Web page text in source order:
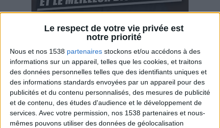
Le respect de votre vie privée est
notre priorité
Nous et nos 1538 partenaires stockons et/ou accédons à des
informations sur un appareil, telles que les cookies, et traitons
des données personnelles telles que des identifiants uniques et
des informations standards envoyées par un appareil pour des
publicités et du contenu personnalisés, des mesures de publicité
et de contenu, des études d'audience et le développement de
services. Avec votre permission, nos 1538 partenaires et nous-
mêmes pouvons utiliser des données de géolocalisation
Savane, LU, Pepito, Harrys... Que valent vraiment
ces gâteaux ?
Webinaires en direct Voir tout